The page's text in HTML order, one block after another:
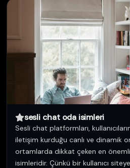
sesli chat oda isimleri
Sesli chat platformları,
iletişim kurduğu canlı ve dinamik
ortamlarda dikkat çeken en
isimleridir. Çünkü bir kullanıcı